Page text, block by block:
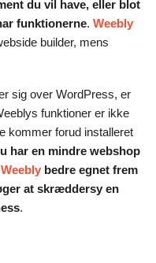
du vil have, eller blot
funktionerne. Weebly
builder, mens
sig over WordPress, er
funktioner er ikke
kommer forud installeret
har en mindre webshop
Weebly bedre egnet frem
at skræddersy en
.